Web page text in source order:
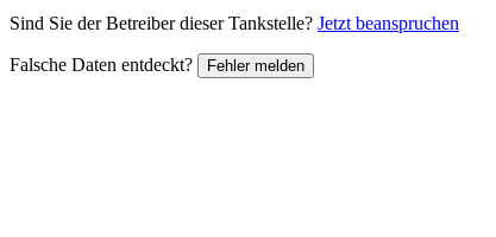
Sind Sie der Betreiber dieser Tankstelle? Jetzt beanspruchen
Falsche Daten entdeckt? Fehler melden